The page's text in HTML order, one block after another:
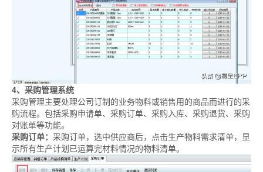
4、采购管理系统
采购管理主要处理公司订制的业务物料或销售用的商品而进行的采
购流程。包括采购申请单、采购订单、采购入库、采购退货、采购
对账单等功能。
采购订单： 采购订单，选中供应商后，点击生产物料需求清单，显
示所有生产计划已运算完材料情况的物料清单。